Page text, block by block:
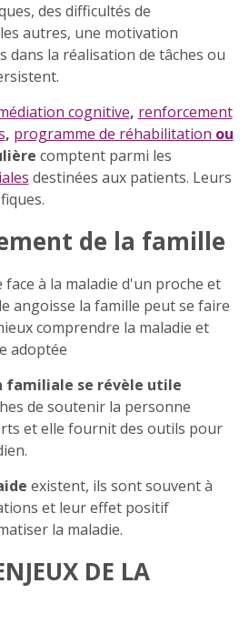
des difficultés de
autres, une motivation
dans la réalisation de tâches ou
cognitive, renforcement
, programme de réhabilitation ou
comptent parmi les
destinées aux patients. Leurs
de la famille
à la maladie d'un proche et
angoisse la famille peut se faire
comprendre la maladie et
adoptée
familiale se révèle utile
de soutenir la personne
et elle fournit des outils pour
existent, ils sont souvent à
et leur effet positif
la maladie.
DE LA